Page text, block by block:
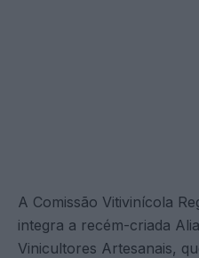
A Comissão Vitivinícola
integra a recém-criada
Vinicultores Artesanais,